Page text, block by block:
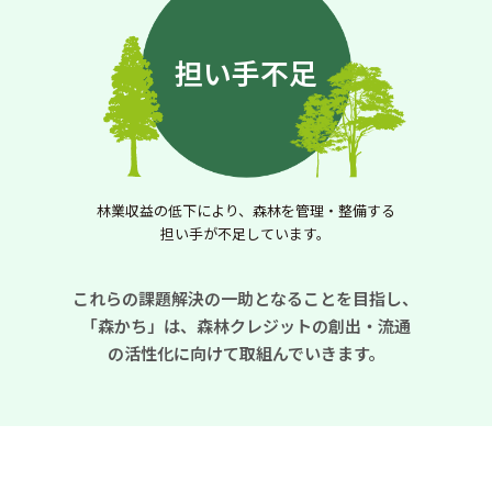
担い手不足
林業収益の低下により、森林を管理・整備する
担い手が不足しています。
これらの課題解決の一助となることを目指し、
「森かち」は、 森林クレジットの創出・流通
の活性化に向けて取組んでいきます。